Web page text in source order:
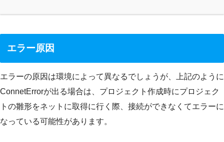
エラー原因
エラーの原因は環境によって異なるでしょうが、上記のように
ConnetErrorが出る場合は、プロジェクト作成時にプロジェク
トの雛形をネットに取得に行く際、接続ができなくてエラーに
なっている可能性があります。